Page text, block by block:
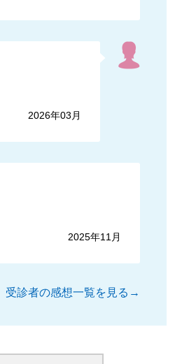
2026年03月
2025年11月
受診者の感想一覧を見る→